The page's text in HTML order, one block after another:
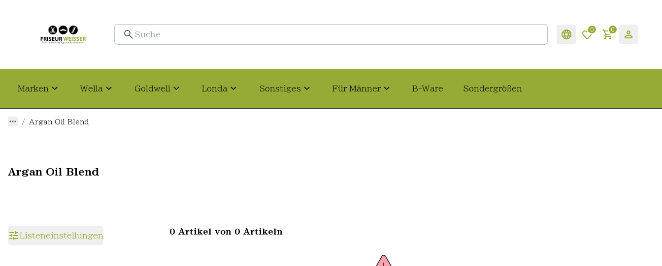
0 0
Marken Wella Goldwell Londa Sonstiges Für Männer B-Ware Sondergrößen
Argan Oil Blend
Argan Oil Blend
Listeneinstellungen 0 Artikel von 0 Artikeln